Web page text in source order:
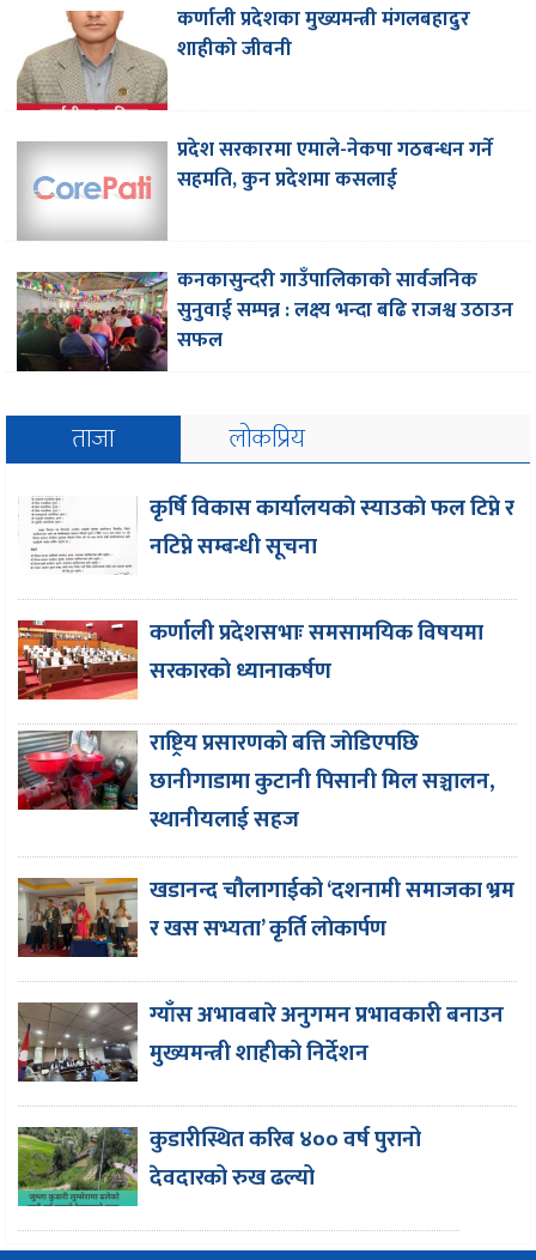
कर्णाली प्रदेशका मुख्यमन्त्री मंगलबहादुर
शाहीको जीवनी
प्रदेश सरकारमा एमाले-नेकपा गठबन्धन गर्ने
सहमति, कुन प्रदेशमा कसलाई
कनकासुन्दरी गाउँपालिकाकाे सार्वजनिक
सुनुवाई सम्पन्न : लक्ष्य भन्दा बढि राजश्व उठाउन
सफल
ताजा लोकप्रिय
कृर्षि विकास कार्यालयकाे स्याउकाे फल टिप्ने र
नटिप्ने सम्बन्धी सूचना
कर्णाली प्रदेशसभाः समसामयिक विषयमा
सरकारको ध्यानाकर्षण
राष्ट्रिय प्रसारणकाे बत्ति जाेडिएपछि
छानीगाडामा कुटानी पिसानी मिल सञ्चालन,
स्थानीयलाई सहज
खडानन्द चौलागाईको ‘दशनामी समाजका भ्रम
र खस सभ्यता’ कृर्ति लाेकार्पण
ग्याँस अभावबारे अनुगमन प्रभावकारी बनाउन
मुख्यमन्त्री शाहीको निर्देशन
कुडारीस्थित करिब ४०० वर्ष पुरानो
देवदारको रुख ढल्यो